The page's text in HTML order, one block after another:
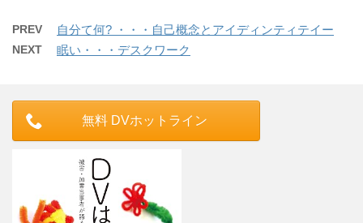
PREV 自分て何? ・・・自己概念とアイディンティテイー
NEXT 眠い・・・デスクワーク
無料 DVホットライン